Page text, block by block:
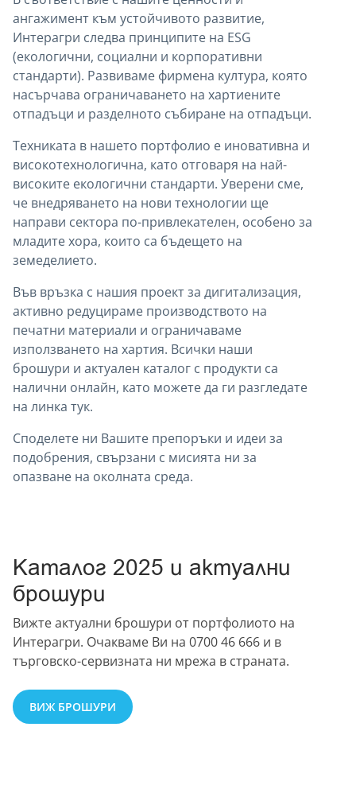
ангажимент към устойчивото развитие,
Интерагри следва принципите на ESG
(екологични, социални и корпоративни
стандарти). Развиваме фирмена култура, която
насърчава ограничаването на хартиените
отпадъци и разделното събиране на отпадъци.
Техниката в нашето портфолио е иновативна и
високотехнологична, като отговаря на най-
високите екологични стандарти. Уверени сме,
че внедряването на нови технологии ще
направи сектора по-привлекателен, особено за
младите хора, които са бъдещето на
земеделието.
Във връзка с нашия проект за дигитализация,
активно редуцираме производството на
печатни материали и ограничаваме
използването на хартия. Всички наши
брошури и актуален каталог с продукти са
налични онлайн, като можете да ги разгледате
на линка тук.
Споделете ни Вашите препоръки и идеи за
подобрения, свързани с мисията ни за
опазване на околната среда.
Каталог 2025 и актуални
брошури
Вижте актуални брошури от портфолиото на
Интерагри. Очакваме Ви на 0700 46 666 и в
търговско-сервизната ни мрежа в страната.
ВИЖ БРОШУРИ